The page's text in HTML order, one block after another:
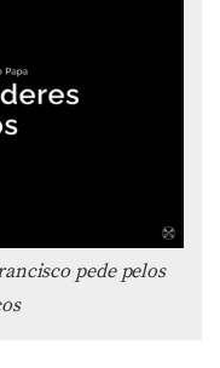
pede pelos